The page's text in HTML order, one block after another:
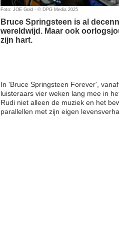
Foto: JOE Gold - © DPG Media 2025
Bruce Springsteen is al
wereldwijd. Maar ook
zijn hart.
In 'Bruce Springsteen Forever',
luisteraars vier weken lang mee in
Rudi niet alleen de muziek en het
parallellen met zijn eigen